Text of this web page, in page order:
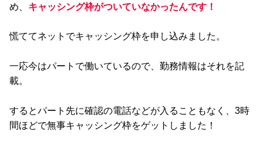
め、 キャッシング枠がついていなかったんです！
慌ててネットでキャッシング枠を申し込みました。
一応今はパートで働いているので、勤務情報はそれを記
載。
するとパート先に確認の電話などが入ることもなく、3時
間ほどで無事キャッシング枠をゲットしました！